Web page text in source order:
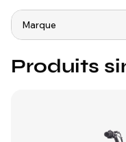
Marque
Produits